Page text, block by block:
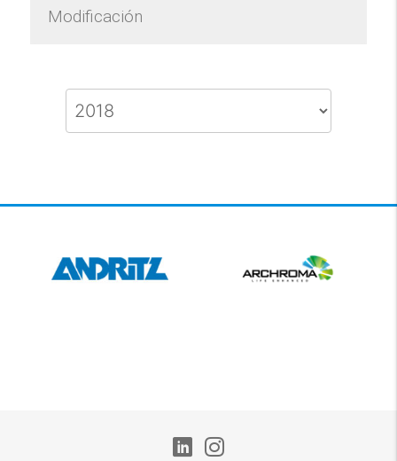
Modificación